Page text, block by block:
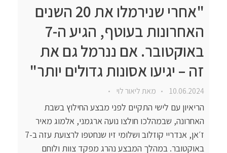
"אחרי שנירמלו את 20 השנים
האחרונות בעוטף, הגיע ה-7
באוקטובר. אם ננרמל גם את
זה – יגיעו אסונות גדולים יותר"
10.06.2024 מאתליאור לוי
הריאיון עם לישי התקיים לפני מבצע החילוץ בשבת
האחרונה, שבמהלכו חולצו נועה ארגמני, אלמוג מאיר
ז׳אן, אנדריי קוזלוב ושלומי זיו שנחטפו לרצועת עזה ב-7
באוקטובר. במהלך המבצע נהרג מפקד צוות ולוחם